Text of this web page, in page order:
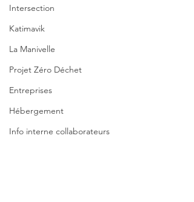
Intersection
Katimavik
La Manivelle
Projet Zéro Déchet
Entreprises
Hébergement
Info interne collaborateurs